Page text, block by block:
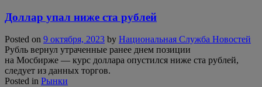
Доллар упал ниже ста рублей
Posted on 9 октября, 2023 by Национальная Служба Новостей
Рубль вернул утраченные ранее днем позиции
на Мосбирже — курс доллара опустился ниже ста рублей,
следует из данных торгов.
Posted in Рынки